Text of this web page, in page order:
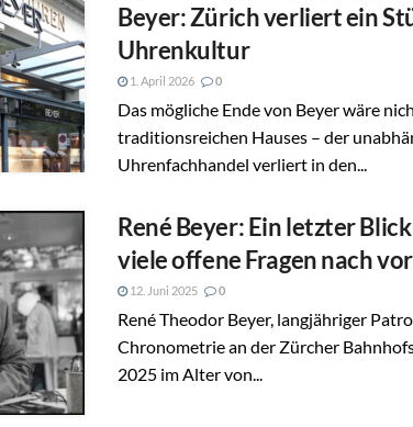
Beyer: Zürich verliert ein
Uhrenkultur
1. April 2026 0
Das mögliche Ende von Beyer wäre
traditionsreichen Hauses – der
Uhrenfachhandel verliert in den...
René Beyer: Ein letzter
viele offene Fragen nach
12. Juni 2025 0
René Theodor Beyer, langjähriger
Chronometrie an der Zürcher
2025 im Alter von...